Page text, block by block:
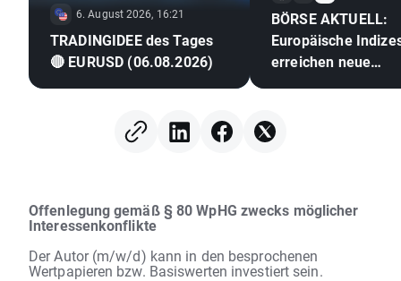
6. August 2026, 16:21
TRADINGIDEE des Tages
🔴 EURUSD (06.08.2026)
BÖRSE AKTUELL:
Europäische
erreichen neue
Offenlegung gemäß § 80 WpHG zwecks möglicher
Interessenkonflikte
Der Autor (m/w/d) kann in den besprochenen
Wertpapieren bzw. Basiswerten investiert sein.